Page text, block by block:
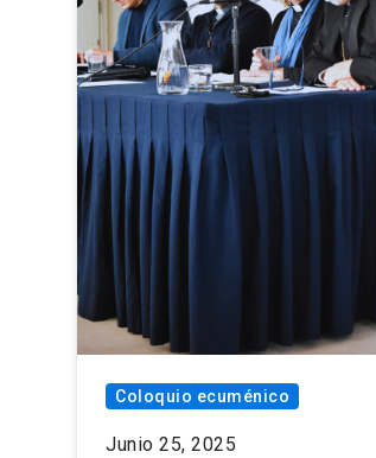
Coloquio ecuménico
Junio 25, 2025